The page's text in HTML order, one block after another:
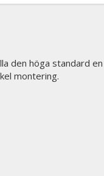
den höga standard en
montering.